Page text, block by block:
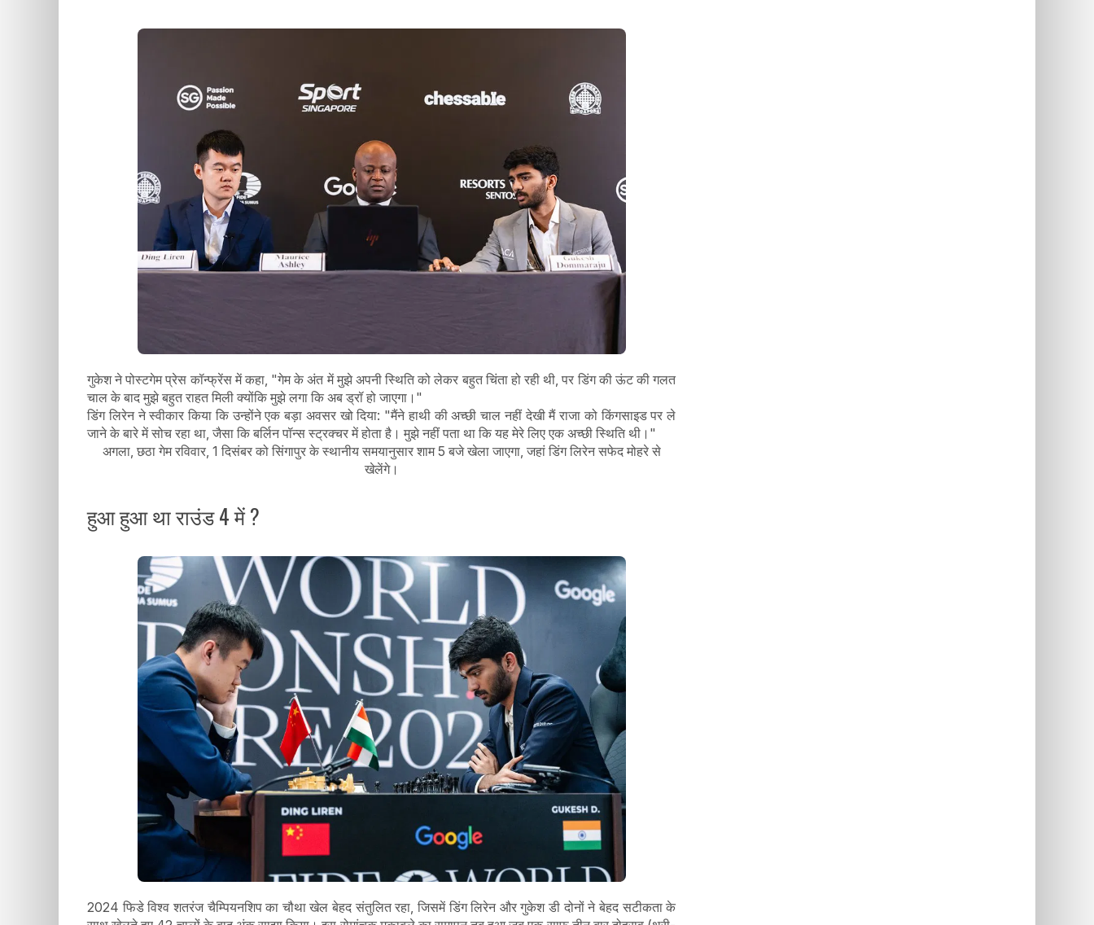
गुकेश ने पोस्टगेम प्रेस कॉन्फ्रेंस में कहा, "गेम के अंत में मुझे अपनी स्थिति को लेकर बहुत चिंता हो रही थी, पर डिंग की ऊंट की गलत
चाल के बाद मुझे बहुत राहत मिली क्योंकि मुझे लगा कि अब ड्रॉ हो जाएगा।"
डिंग लिरेन ने स्वीकार किया कि उन्होंने एक बड़ा अवसर खो दिया: "मैंने हाथी की अच्छी चाल नहीं देखी मैं राजा को किंगसाइड पर ले
जाने के बारे में सोच रहा था, जैसा कि बर्लिन पॉन्स स्ट्रक्चर में होता है। मुझे नहीं पता था कि यह मेरे लिए एक अच्छी स्थिति थी।"
अगला, छठा गेम रविवार, 1 दिसंबर को सिंगापुर के स्थानीय समयानुसार शाम 5 बजे खेला जाएगा, जहां डिंग लिरेन सफेद मोहरे से
खेलेंगे।
हुआ हुआ था राउंड 4 में ?
2024 फिडे विश्व शतरंज चैम्पियनशिप का चौथा खेल बेहद संतुलित रहा, जिसमें डिंग लिरेन और गुकेश डी दोनों ने बेहद सटीकता के